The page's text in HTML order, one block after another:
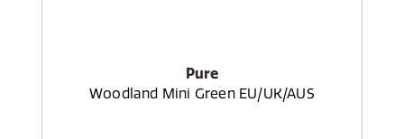
Pure
Woodland Mini Green EU/UK/AUS